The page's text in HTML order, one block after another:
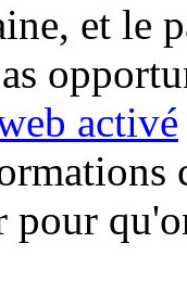
et le
activé
pour